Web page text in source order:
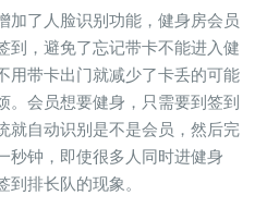
加了人脸识别功能，健身房会员
到，避免了忘记带卡不能进入健
用带卡出门就减少了卡丢的可能
。会员想要健身，只需要到签到
就自动识别是不是会员，然后完
秒钟，即使很多人同时进健身
排长队的现象。